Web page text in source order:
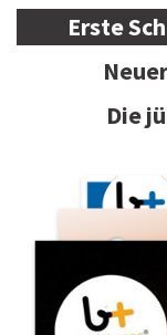
Erste
Die